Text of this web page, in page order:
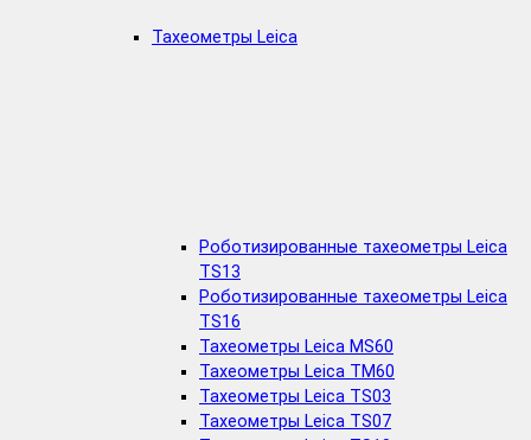
Тахеометры Leica
Роботизированные тахеометры Leica
TS13
Роботизированные тахеометры Leica
TS16
Тахеометры Leica MS60
Тахеометры Leica TM60
Тахеометры Leica TS03
Тахеометры Leica TS07